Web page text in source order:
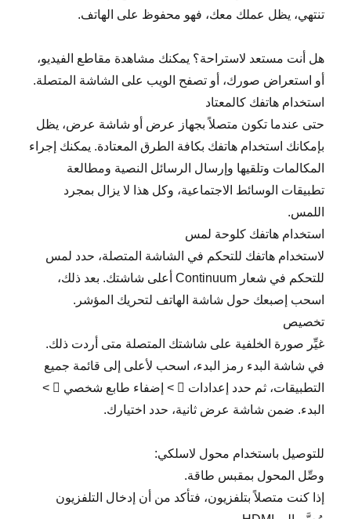
تنتهي، يظل عملك معك، فهو محفوظ على الهاتف.
هل أنت مستعد لاستراحة؟ يمكنك مشاهدة مقاطع الفيديو،
أو استعراض صورك، أو تصفح الويب على الشاشة المتصلة.
استخدام هاتفك كالمعتاد
حتى عندما تكون متصلاً بجهاز عرض أو شاشة عرض، يظل
بإمكانك استخدام هاتفك بكافة الطرق المعتادة. يمكنك إجراء
المكالمات وتلقيها وإرسال الرسائل النصية ومطالعة
تطبيقات الوسائط الاجتماعية، وكل هذا لا يزال بمجرد
اللمس.
استخدام هاتفك كلوحة لمس
لاستخدام هاتفك للتحكم في الشاشة المتصلة، حدد لمس
للتحكم في شعار Continuum أعلى شاشتك. بعد ذلك،
اسحب إصبعك حول شاشة الهاتف لتحريك المؤشر.
تخصيص
غيِّر صورة الخلفية على شاشتك المتصلة متى أردت ذلك.
في شاشة البدء رمز البدء، اسحب لأعلى إلى قائمة جميع
التطبيقات، ثم حدد إعدادات  > إضفاء طابع شخصي  >
البدء. ضمن شاشة عرض ثانية، حدد اختيارك.
للتوصيل باستخدام محول لاسلكي:
وصِّل المحول بمقبس طاقة.
إذا كنت متصلاً بتلفزيون، فتأكد من أن إدخال التلفزيون